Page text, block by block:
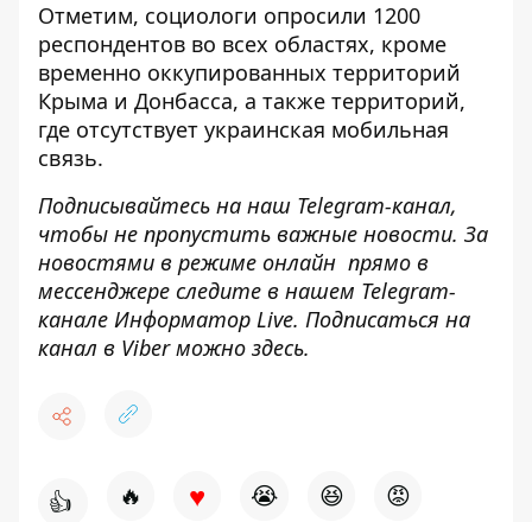
Отметим, социологи опросили 1200
респондентов во всех областях, кроме
временно оккупированных территорий
Крыма и Донбасса, а также территорий,
где отсутствует украинская мобильная
связь.
Подписывайтесь на наш Telegram-канал,
чтобы не пропустить важные новости. За
новостями в режиме онлайн прямо в
мессенджере следите в нашем Telegram-
канале Информатор Live. Подписаться на
канал в Viber можно здесь.
👍 🔥 ♥ 😭 😆 😡